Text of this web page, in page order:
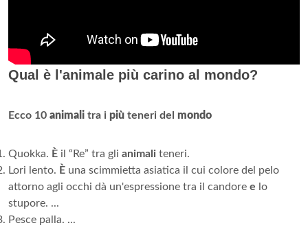
Qual è l'animale più carino al mondo?
Ecco 10 animali tra i più teneri del mondo
Quokka. È il “Re” tra gli animali teneri.
Lori lento. È una scimmietta asiatica il cui colore del pelo
attorno agli occhi dà un'espressione tra il candore e lo
stupore. ...
Pesce palla. ...